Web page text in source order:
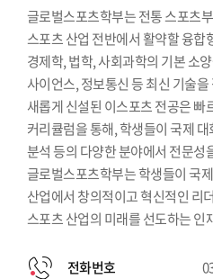
글로벌스포츠학부는 전통 스포츠
스포츠 산업 전반에서 활약할 융
경제학, 법학, 사회과학의 기본 소
사이언스, 정보통신 등 최신 기술
새롭게 신설된 이스포츠 전공은
커리큘럼을 통해, 학생들이 국제
분석 등의 다양한 분야에서 전문
글로벌스포츠학부는 학생들이 국
산업에서 창의적이고 혁신적인 리
스포츠 산업의 미래를 선도하는
전화번호